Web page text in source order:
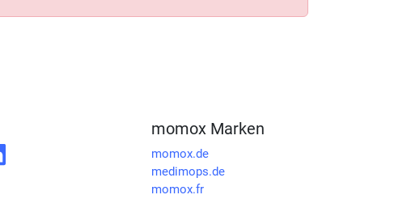
momox Marken
momox.de
medimops.de
momox.fr